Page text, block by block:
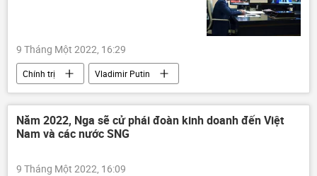
9 Tháng Một 2022, 16:29
Chính trị
Vladimir Putin
Kazakhstan
Armenia
CSTO
Kassym-Zhomart Tokayev
Bạo loạn ở Kazakhstan
Năm 2022, Nga sẽ cử phái đoàn kinh doanh đến Việt
Nam và các nước SNG
9 Tháng Một 2022, 16:09